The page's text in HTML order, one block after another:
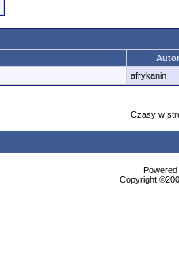
afrykanin
Czasy w
Copyright